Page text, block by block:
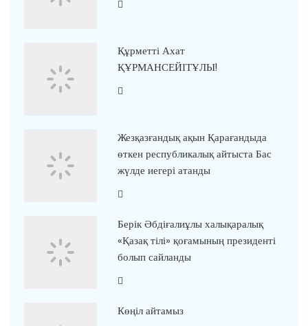
Құрметті Ахат
ҚҰРМАНСЕЙІТҰЛЫ!
Жезқазғандық ақын Қарағандыда
өткен республикалық айтыста Бас
жүлде иегері атанды
Берік Әбдіғалиұлы халықаралық
«Қазақ тілі» қоғамының президенті
болып сайланды
Көңіл айтамыз